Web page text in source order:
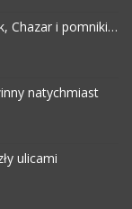
Chazar i pomniki…
natychmiast
ulicami